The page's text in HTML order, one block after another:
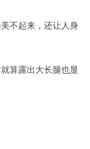
不起来，还让人身
算露出大长腿也显